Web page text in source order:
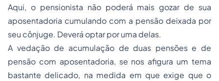
Aqui, o pensionista não poderá mais gozar de sua
aposentadoria cumulando com a pensão deixada por
seu cônjuge. Deverá optar por uma delas.
A vedação de acumulação de duas pensões e de
pensão com aposentadoria, se nos afigura um tema
bastante delicado, na medida em que exige que o